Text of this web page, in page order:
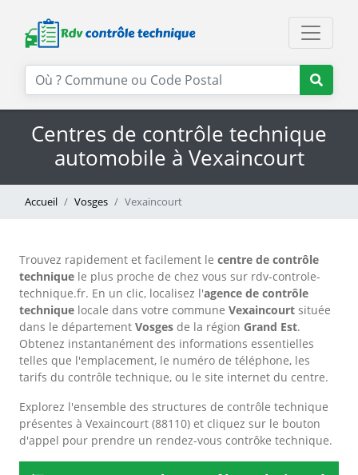
Centres de contrôle technique
automobile à Vexaincourt
Accueil Vosges Vexaincourt
Trouvez rapidement et facilement le centre de contrôle
technique le plus proche de chez vous sur rdv-controle-
technique.fr. En un clic, localisez l'agence de contrôle
technique locale dans votre commune Vexaincourt située
dans le département Vosges de la région Grand Est.
Obtenez instantanément des informations essentielles
telles que l'emplacement, le numéro de téléphone, les
tarifs du contrôle technique, ou le site internet du centre.
Explorez l'ensemble des structures de contrôle technique
présentes à Vexaincourt (88110) et cliquez sur le bouton
d'appel pour prendre un rendez-vous contrôke technique.